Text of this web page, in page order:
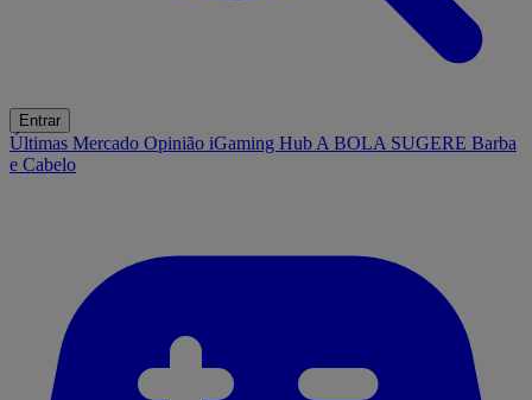
Entrar
Últimas Mercado Opinião iGaming Hub A BOLA SUGERE Barba
e Cabelo